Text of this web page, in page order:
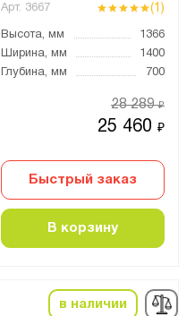
Арт. 3667 (1)
Высота, мм
1366
Ширина, мм
1400
Глубина, мм
700
25 460₽
28 289₽
Быстрый заказ
В корзину
в наличии